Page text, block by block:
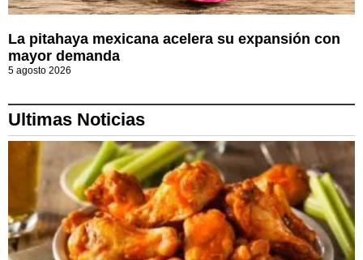
La pitahaya mexicana acelera su expansión con
mayor demanda
5 agosto 2026
Ultimas Noticias